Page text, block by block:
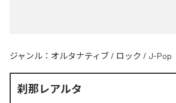
ジャンル： オルタナティブ / ロック / J-Pop
刹那レアルタ